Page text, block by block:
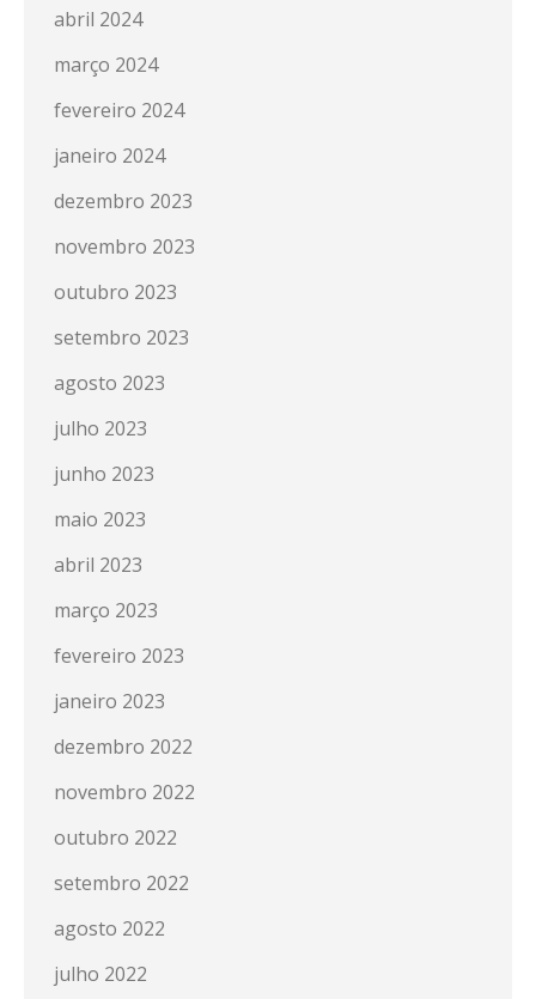
abril 2024
março 2024
fevereiro 2024
janeiro 2024
dezembro 2023
novembro 2023
outubro 2023
setembro 2023
agosto 2023
julho 2023
junho 2023
maio 2023
abril 2023
março 2023
fevereiro 2023
janeiro 2023
dezembro 2022
novembro 2022
outubro 2022
setembro 2022
agosto 2022
julho 2022